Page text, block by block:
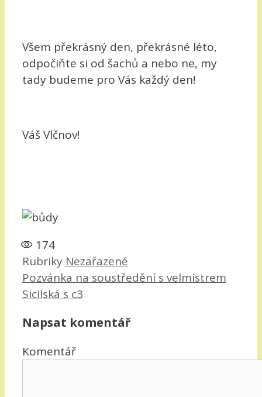
Všem překrásný den, překrásné léto,
odpočiňte si od šachů a nebo ne, my
tady budeme pro Vás každý den!
Váš Vlčnov!
174
Rubriky Nezařazené
Pozvánka na soustředění s velmistrem
Sicilská s c3
Napsat komentář
Komentář